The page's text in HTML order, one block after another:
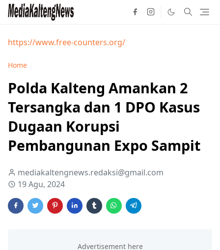
https://www.free-counters.org/
Home
Polda Kalteng Amankan 2
Tersangka dan 1 DPO Kasus
Dugaan Korupsi
Pembangunan Expo Sampit
mediakaltengnews.redaksi@gmail.com
19 Agu, 2024